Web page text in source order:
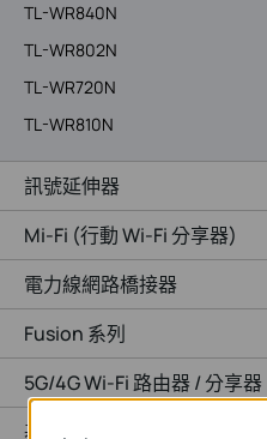
TL-WR840N
TL-WR802N
TL-WR720N
TL-WR810N
訊號延伸器
Mi-Fi (行動 Wi-Fi 分享器)
電力線網路橋接器
Fusion 系列
5G/4G Wi-Fi 路由器 / 分享器
基地台 / 無線AP